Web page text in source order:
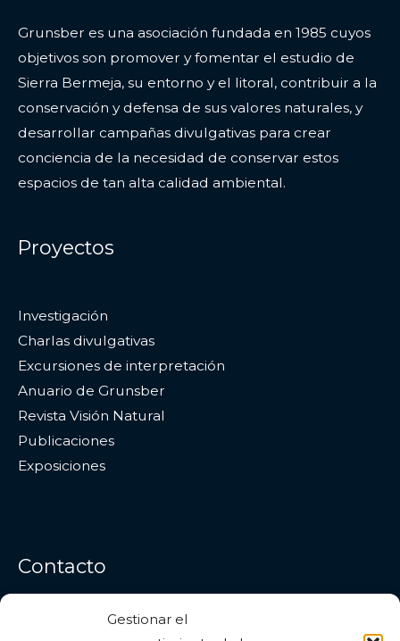
Gestionar el
Grunsber es una asociación fundada en 1985 cuyos
objetivos son promover y fomentar el estudio de
Sierra Bermeja, su entorno y el litoral, contribuir a la
conservación y defensa de sus valores naturales, y
desarrollar campañas divulgativas para crear
conciencia de la necesidad de conservar estos
espacios de tan alta calidad ambiental.
Proyectos
Investigación
Charlas divulgativas
Excursiones de interpretación
Anuario de Grunsber
Revista Visión Natural
Publicaciones
Exposiciones
Contacto
: Estepona (Málaga)